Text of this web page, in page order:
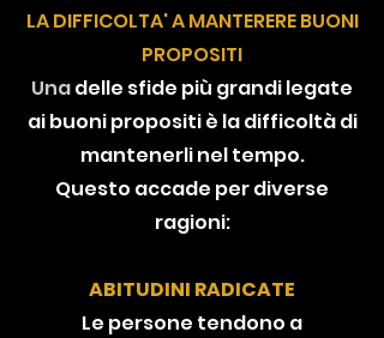
LA DIFFICOLTA' A MANTERERE BUONI
PROPOSITI
Unadelle sfide più grandi legate
ai buoni propositi è la difficoltà di
mantenerli nel tempo.
Questo accade per diverse
ragioni:
ABITUDINI RADICATE
Le persone tendono a